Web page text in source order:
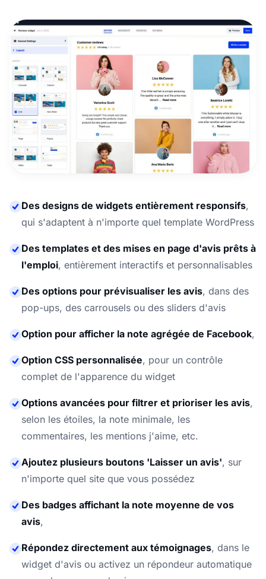
Des designs de widgets entièrement responsifs,
qui s'adaptent à n'importe quel template WordPress
Des templates et des mises en page d'avis prêts à
l'emploi, entièrement interactifs et personnalisables
Des options pour prévisualiser les avis, dans des
pop-ups, des carrousels ou des sliders d'avis
Option pour afficher la note agrégée de Facebook,
Option CSS personnalisée, pour un contrôle
complet de l'apparence du widget
Options avancées pour filtrer et prioriser les avis,
selon les étoiles, la note minimale, les
commentaires, les mentions j'aime, etc.
Ajoutez plusieurs boutons 'Laisser un avis', sur
n'importe quel site que vous possédez
Des badges affichant la note moyenne de vos
avis,
Répondez directement aux témoignages, dans le
widget d'avis ou activez un répondeur automatique